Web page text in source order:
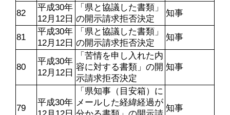
82
平成30年
12月12日
「県と協議した書類」
の開示請求拒否決定
知事
81
平成30年
12月12日
「県と協議した書類」
の開示請求拒否決定
知事
80
平成30年
12月12日
「苦情を申し入れた内
容に対する書類」の開
示請求拒否決定
知事
79
平成30年
「県知事（目安箱）に
メールした経緯経過が
知事